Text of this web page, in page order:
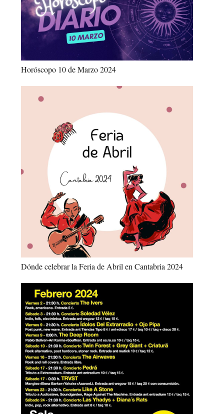
Horóscopo 10 de Marzo 2024
Dónde celebrar la Feria de Abril en Cantabria 2024